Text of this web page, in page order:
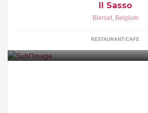
Il Sasso
Bierset, Belgium
RESTAURANT/CAFE